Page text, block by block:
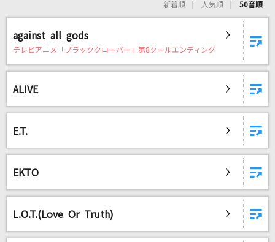
リアルタイムで歌われている曲の一覧
とくべチュ、して
クエスチョン
meiyo
透明
Novelbright
米津玄師
新着順 人気順 50音順
against all gods
テレビアニメ「ブラッククローバー」第8クールエンディング
ALIVE
E.T.
EKTO
L.O.T.(Love Or Truth)